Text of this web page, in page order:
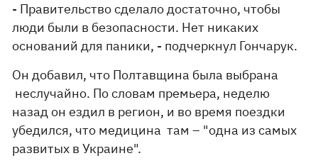
- Правительство сделало достаточно, чтобы
люди были в безопасности. Нет никаких
оснований для паники, - подчеркнул Гончарук.
Он добавил, что Полтавщина была выбрана
неслучайно. По словам премьера, неделю
назад он ездил в регион, и во время поездки
убедился, что медицина там – "одна из самых
развитых в Украине".